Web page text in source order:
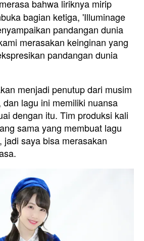
bahwa liriknya mirip
bagian ketiga, 'Illuminage
pandangan dunia
merasakan keinginan yang
pandangan dunia
menjadi penutup dari musim
lagu ini memiliki nuansa
dengan itu. Tim produksi kali
sama yang membuat lagu
jadi saya bisa merasakan